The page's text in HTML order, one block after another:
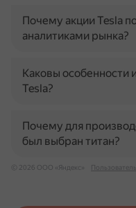
Почему акции Tesla
аналитиками рынка?
Каковы особенности
Tesla?
Почему для
был выбран титан?
© 2026 ООО «Яндекс»